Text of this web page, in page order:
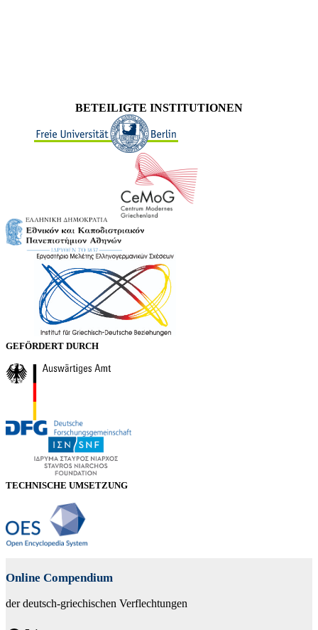
BETEILIGTE INSTITUTIONEN
GEFÖRDERT DURCH
TECHNISCHE UMSETZUNG
Online Compendium
der deutsch-griechischen Verflechtungen